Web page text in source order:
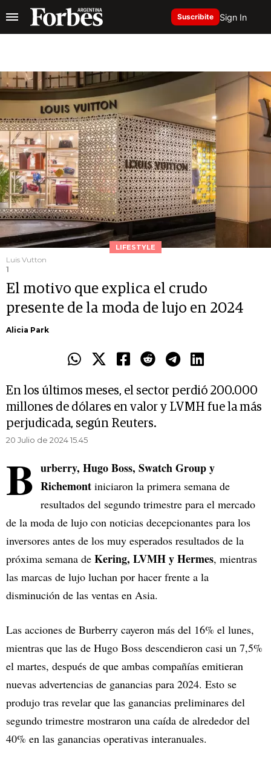
Suscribite Sign In
LIFESTYLE
Luis Vutton
1
El motivo que explica el crudo
presente de la moda de lujo en 2024
Alicia Park
En los últimos meses, el sector perdió 200.000
millones de dólares en valor y LVMH fue la más
perjudicada, según Reuters.
20 Julio de 2024 15.45
B urberry, Hugo Boss, Swatch Group y
Richemont iniciaron la primera semana de
resultados del segundo trimestre para el mercado
de la moda de lujo con noticias decepcionantes para los
inversores antes de los muy esperados resultados de la
próxima semana de Kering, LVMH y Hermes, mientras
las marcas de lujo luchan por hacer frente a la
disminución de las ventas en Asia.
Las acciones de Burberry cayeron más del 16% el lunes,
mientras que las de Hugo Boss descendieron casi un 7,5%
el martes, después de que ambas compañías emitieran
nuevas advertencias de ganancias para 2024. Esto se
produjo tras revelar que las ganancias preliminares del
segundo trimestre mostraron una caída de alrededor del
40% en las ganancias operativas interanuales.